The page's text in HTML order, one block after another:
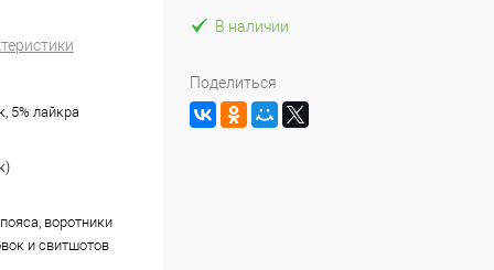
5% лайкра
воротники
и свитшотов
В наличии
Поделиться